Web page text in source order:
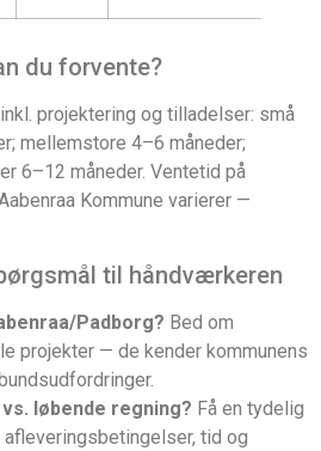
du forvente?
projektering og tilladelser: små
mellemstore 4–6 måneder;
6–12 måneder. Ventetid på
Kommune varierer —
til håndværkeren
Padborg? Bed om
projekter — de kender kommunens
løbende regning? Få en tydelig
afleveringsbetingelser, tid og